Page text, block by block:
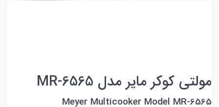
مولتی کوکر مایر مدل MR-6565
Meyer Multicooker Model MR-6565